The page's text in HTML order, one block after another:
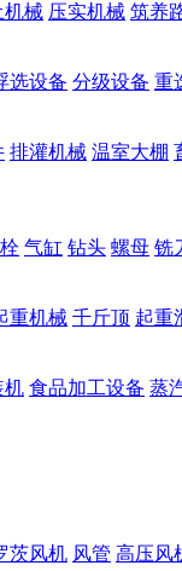
机械 压实机械 筑养
选设备 分级设备 重
排灌机械 温室大棚
气缸 钻头 螺母 铣
重机械 千斤顶 起重
机 食品加工设备 蒸
茨风机 风管 高压风